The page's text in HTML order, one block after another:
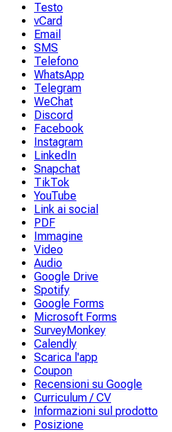
Testo
vCard
Email
SMS
Telefono
WhatsApp
Telegram
WeChat
Discord
Facebook
Instagram
LinkedIn
Snapchat
TikTok
YouTube
Link ai social
PDF
Immagine
Video
Audio
Google Drive
Spotify
Google Forms
Microsoft Forms
SurveyMonkey
Calendly
Scarica l'app
Coupon
Recensioni su Google
Curriculum / CV
Informazioni sul prodotto
Posizione